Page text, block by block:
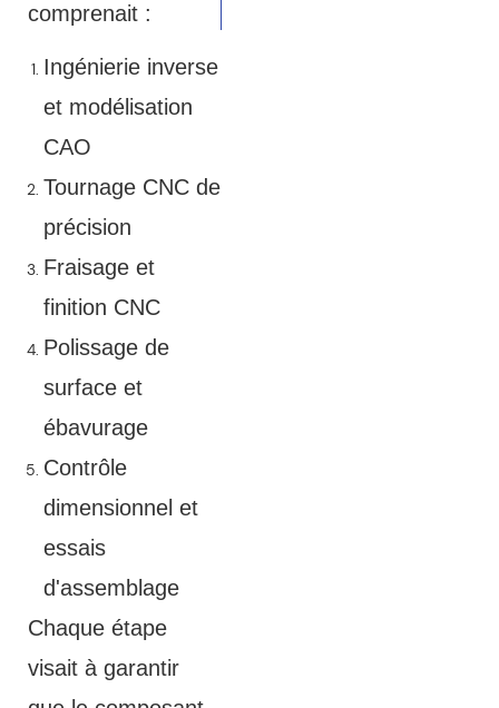
comprenait :
Ingénierie inverse
et modélisation
CAO
Tournage CNC de
précision
Fraisage et
finition CNC
Polissage de
surface et
ébavurage
Contrôle
dimensionnel et
essais
d'assemblage
Chaque étape
visait à garantir